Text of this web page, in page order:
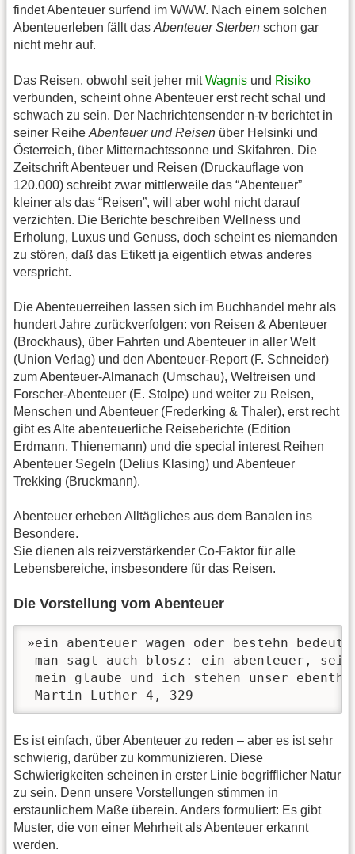
findet Abenteuer surfend im WWW. Nach einem solchen
Abenteuerleben fällt das Abenteuer Sterben schon gar
nicht mehr auf.
Das Reisen, obwohl seit jeher mitWagnis und Risiko
verbunden, scheint ohne Abenteuer erst recht schal und
schwach zu sein. Der Nachrichtensender n-tv berichtet in
seiner Reihe Abenteuer und Reisen über Helsinki und
Österreich, über Mitternachtssonne und Skifahren. Die
Zeitschrift Abenteuer und Reisen (Druckauflage von
120.000) schreibt zwar mittlerweile das “Abenteuer”
kleiner als das “Reisen”, will aber wohl nicht darauf
verzichten. Die Berichte beschreiben Wellness und
Erholung, Luxus und Genuss, doch scheint es niemanden
zu stören, daß das Etikett ja eigentlich etwas anderes
verspricht.
Die Abenteuerreihen lassen sich im Buchhandel mehr als
hundert Jahre zurückverfolgen: von Reisen & Abenteuer
(Brockhaus), über Fahrten und Abenteuer in aller Welt
(Union Verlag) und den Abenteuer-Report (F. Schneider)
zum Abenteuer-Almanach (Umschau), Weltreisen und
Forscher-Abenteuer (E. Stolpe) und weiter zu Reisen,
Menschen und Abenteuer (Frederking & Thaler), erst recht
gibt es Alte abenteuerliche Reiseberichte (Edition
Erdmann, Thienemann) und die special interest Reihen
Abenteuer Segeln (Delius Klasing) und Abenteuer
Trekking (Bruckmann).
Abenteuer erheben Alltägliches aus dem Banalen ins
Besondere.
Sie dienen als reizverstärkender Co-Faktor für alle
Lebensbereiche, insbesondere für das Reisen.
Die Vorstellung vom Abenteuer
»ein abenteuer wagen oder bestehn
man sagt auch blosz: ein abenteuer,
mein glaube und ich stehen unser
Martin Luther 4, 329
Es ist einfach, über Abenteuer zu reden – aber es ist sehr
schwierig, darüber zu kom­munizieren. Diese
Schwierigkeiten scheinen in erster Linie begrifflicher Natur
zu sein. Denn unsere Vorstellungen stimmen in
erstaunlichem Maße überein. Anders formuliert: Es gibt
Muster, die von einer Mehrheit als Abenteuer erkannt
werden.